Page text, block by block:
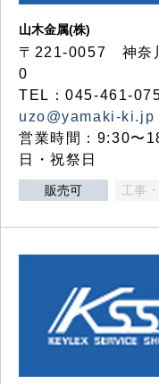
山木金属(株)
〒221-0057 神奈
0
TEL：045-461-
uzo@yamaki-ki.jp
営業時間：9:30〜
日・祝祭日
販売可 工事